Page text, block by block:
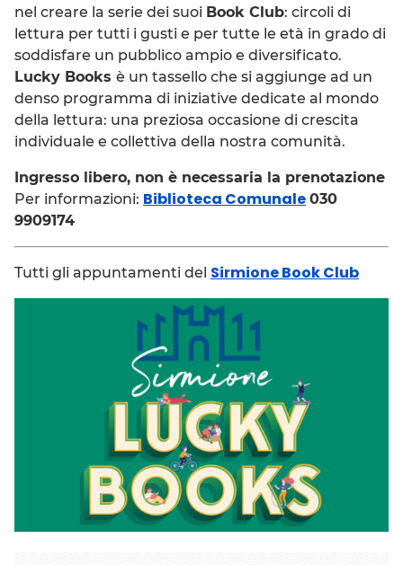
nel creare la serie dei suoi Book Club: circoli di
lettura per tutti i gusti e per tutte le età in grado di
soddisfare un pubblico ampio e diversificato.
Lucky Books è un tassello che si aggiunge ad un
denso programma di iniziative dedicate al mondo
della lettura: una preziosa occasione di crescita
individuale e collettiva della nostra comunità.
Ingresso libero, non è necessaria la prenotazione
Per informazioni: Biblioteca Comunale 030
9909174
Tutti gli appuntamenti del Sirmione Book Club